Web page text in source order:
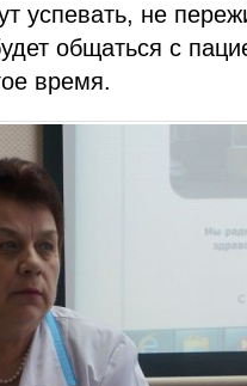
успевать, не
общаться с
время.